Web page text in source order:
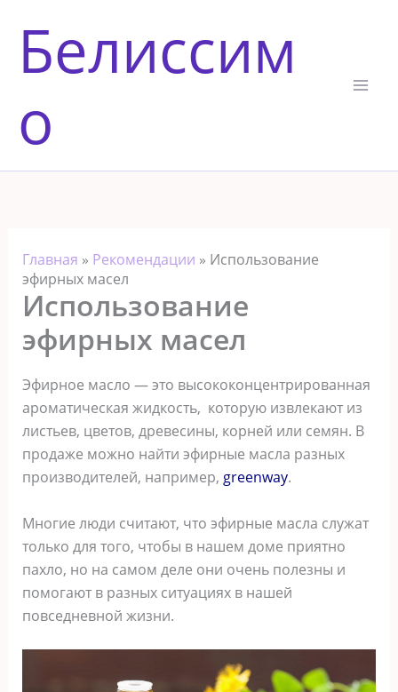
содержимому
Белиссим
о
Главная » Рекомендации » Использование
эфирных масел
Использование
эфирных масел
Эфирное масло — это высококонцентрированная
ароматическая жидкость, которую извлекают из
листьев, цветов, древесины, корней или семян. В
продаже можно найти эфирные масла разных
производителей, например, greenway.
Многие люди считают, что эфирные масла служат
только для того, чтобы в нашем доме приятно
пахло, но на самом деле они очень полезны и
помогают в разных ситуациях в нашей
повседневной жизни.